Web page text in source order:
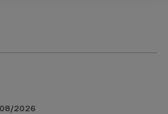
08/2026